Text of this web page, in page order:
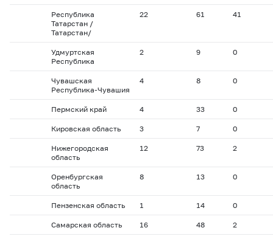
Республика
Татарстан /
Татарстан/
22 61 41
Удмуртская
Республика
2 9 0
Чувашская
Республика-Чувашия
4 8 0
Пермский край 4 33 0
Кировская область 3 7 0
Нижегородская
область
12 73 2
Оренбургская
область
8 13 0
Пензенская область 1 14 0
Самарская область 16 48 2